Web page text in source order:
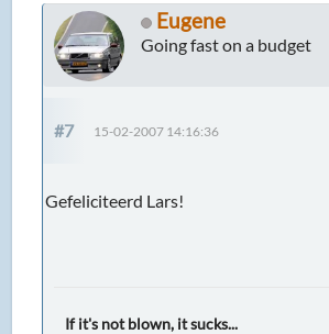
Eugene
Going fast on a budget
#7 15-02-2007 14:16:36
Gefeliciteerd Lars!
If it's not blown, it sucks...